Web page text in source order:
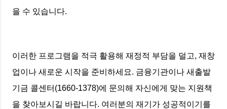
을 수 있습니다.
이러한 프로그램을 적극 활용해 재정적 부담을 덜고, 재창
업이나 새로운 시작을 준비하세요. 금융기관이나 새출발
기금 콜센터(1660-1378)에 문의해 자신에게 맞는 지원책
을 찾아보시길 바랍니다. 여러분의 재기가 성공적이기를